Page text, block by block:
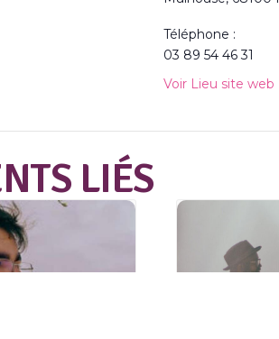
Téléphone :
03 89 54 46 31
Voir Lieu site web
LIÉS